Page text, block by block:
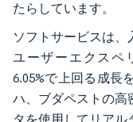
たらしています。
ソフトサービスは、
ユーザーエクスペ
6.05%で上回る成長
ハ、ブダペストの高